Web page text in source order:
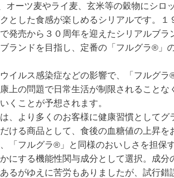
ーツ麦やライ麦、玄米等の穀物にシロ
とした食感が楽しめるシリアルです。
発売から３０周年を迎えたシリアルブラ
ランドを目指し、定番の「フルグラ®」
イルス感染症などの影響で、「フルグ
上の問題で日常生活が制限されること
くことが予想されます。
、より多くのお客様に健康習慣として
ける商品として、食後の血糖値の上昇
「フルグラ®」と同様のおいしさを担保
にする機能性関与成分として選択。成
るがゆえに苦労もありましたが、試行